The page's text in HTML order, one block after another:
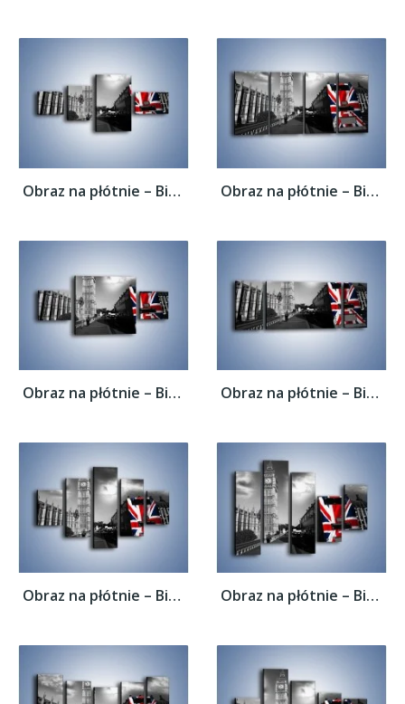
Obraz na płótnie – Big Ben i autobus z... Obraz na płótnie – Big Ben i autobus z...
Obraz na płótnie – Big Ben i autobus z... Obraz na płótnie – Big Ben i autobus z...
Obraz na płótnie – Big Ben i autobus z... Obraz na płótnie – Big Ben i autobus z...